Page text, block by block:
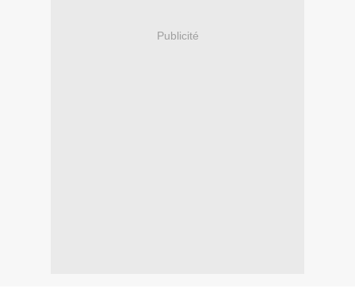
Publicité